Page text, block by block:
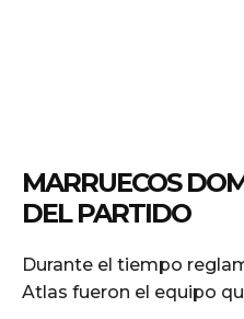
MARRUECOS
DEL PARTIDO
Durante el tiempo
Atlas fueron el equipo